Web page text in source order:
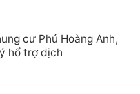
cư Phú Hoàng Anh,
hổ trợ dịch